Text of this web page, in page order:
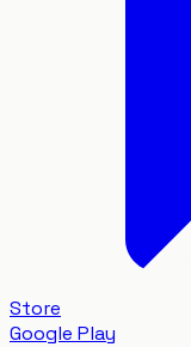
Store
Google Play